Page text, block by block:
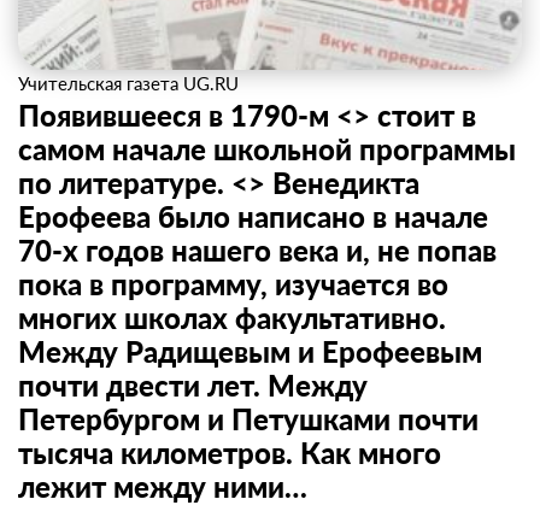
Учительская газета UG.RU
Появившееся в 1790-м <> стоит в
самом начале школьной программы
по литературе. <> Венедикта
Ерофеева было написано в начале
70-х годов нашего века и, не попав
пока в программу, изучается во
многих школах факультативно.
Между Радищевым и Ерофеевым
почти двести лет. Между
Петербургом и Петушками почти
тысяча километров. Как много
лежит между ними…